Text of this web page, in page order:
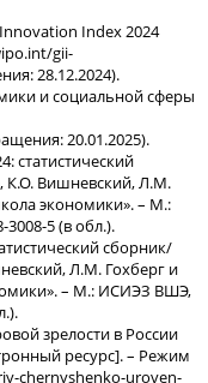
Index 2024
gii-
28.12.2024).
и социальной сферы
20.01.2025).
статистический
К.О. Вишневский, Л.М.
экономики». – М.:
5 (в обл.).
сборник/
Л.М. Гохберг и
– М.: ИСИЭЗ ВШЭ,
зрелости в России
ресурс]. – Режим
chernyshenko-uroven-